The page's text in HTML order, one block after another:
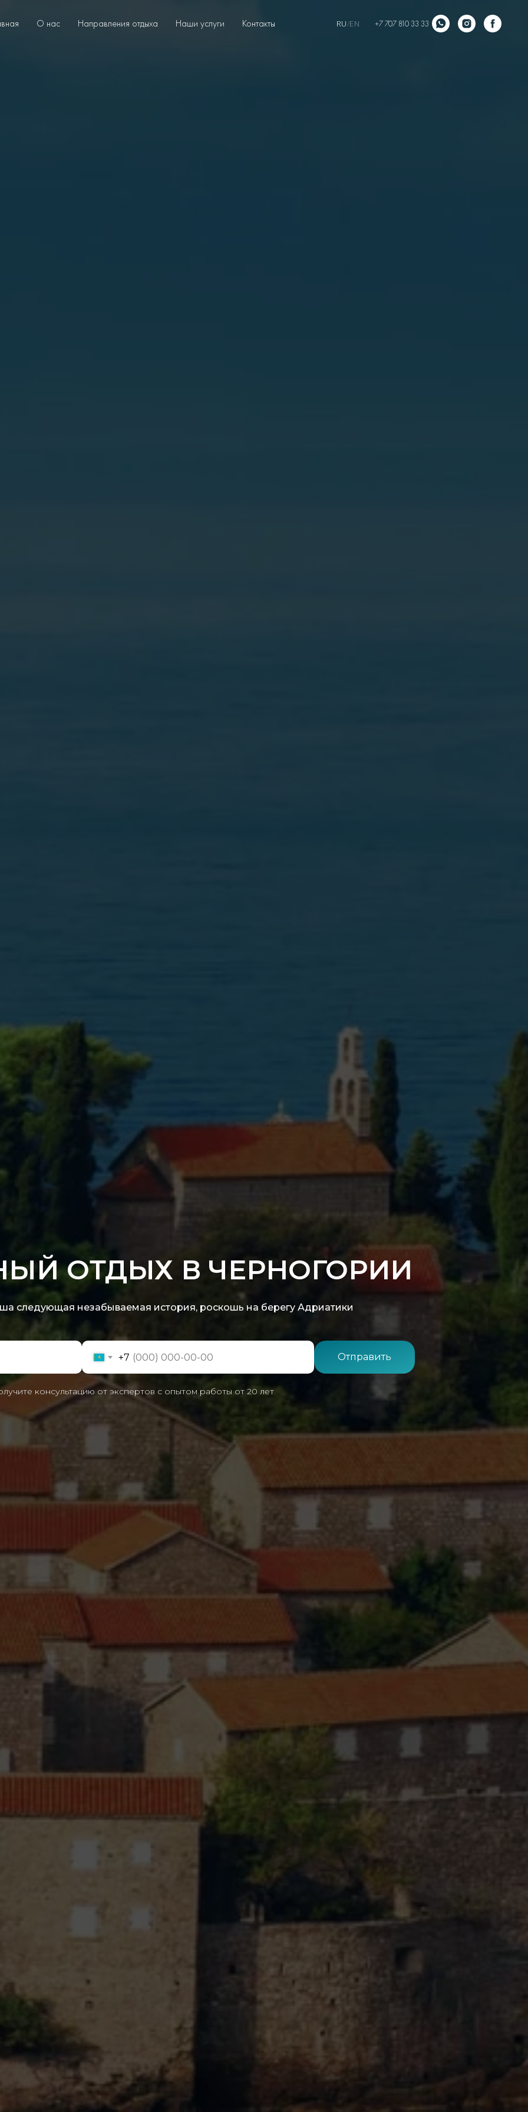
О нас Направления отдыха Наши услуги Контакты RU/EN +7 707 810 33 33
ОТДЫХ В ЧЕРНОГОРИИ
следующая незабываемая история, роскошь на берегу Адриатики
+7 Отправить
консультацию от экспертов с опытом работы от 20 лет